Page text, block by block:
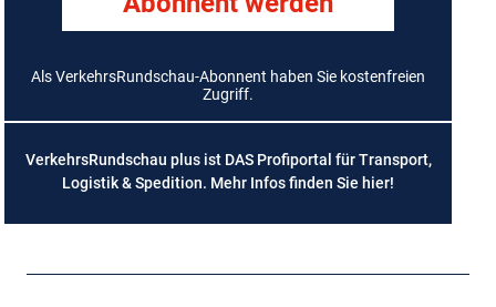
Als VerkehrsRundschau-Abonnent haben Sie kostenfreien
Zugriff.
VerkehrsRundschau plus ist DAS Profiportal für Transport,
Logistik & Spedition. Mehr Infos finden Sie hier!